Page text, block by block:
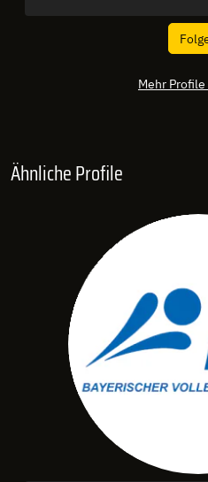
Mehr
Ähnliche Profile